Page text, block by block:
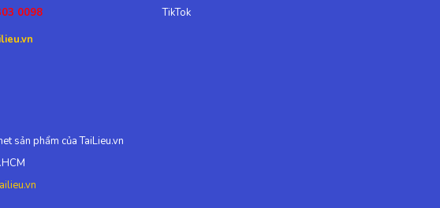
0098
TikTok
sản phẩm của TaiLieu.vn